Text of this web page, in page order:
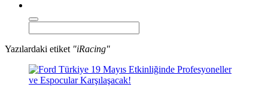
Yazılardaki etiket "iRacing"